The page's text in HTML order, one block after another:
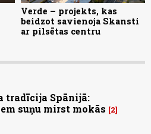
Verde – projekts, kas
beidzot savienoja Skansti
ar pilsētas centru
tradīcija Spānijā:
suņu mirst mokās
2